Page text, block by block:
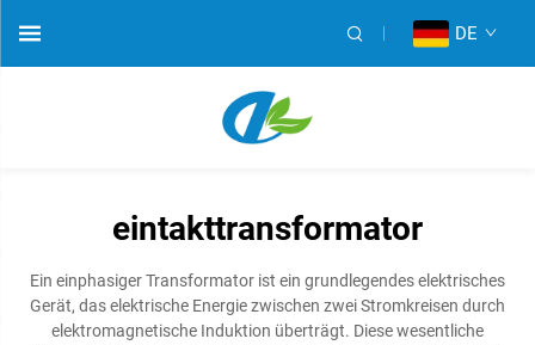
DE
eintakttransformator
Ein einphasiger Transformator ist ein grundlegendes elektrisches
Gerät, das elektrische Energie zwischen zwei Stromkreisen durch
elektromagnetische Induktion überträgt. Diese wesentliche